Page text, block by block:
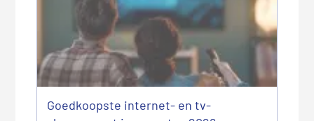
Goedkoopste internet- en tv-